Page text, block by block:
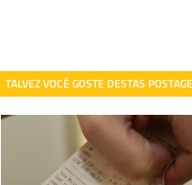
TALVEZ VOCÊ GOSTE DESTAS